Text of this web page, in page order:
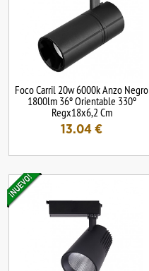
Foco Carril 20w 6000k Anzo Negro
1800lm 36º Orientable 330º
Regx18x6,2 Cm
13.04 €